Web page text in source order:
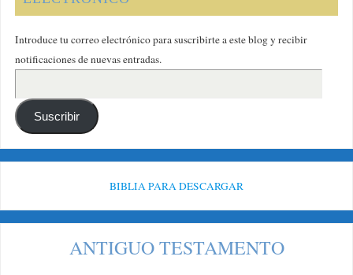
Introduce tu correo electrónico para suscribirte a este blog y recibir
notificaciones de nuevas entradas.
Suscribir
BIBLIA PARA DESCARGAR
ANTIGUO TESTAMENTO